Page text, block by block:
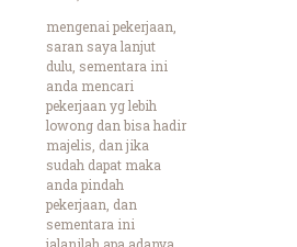
mengenai pekerjaan,
saran saya lanjut
dulu, sementara ini
anda mencari
pekerjaan yg lebih
lowong dan bisa hadir
majelis, dan jika
sudah dapat maka
anda pindah
pekerjaan, dan
sementara ini
jalanilah apa adanya